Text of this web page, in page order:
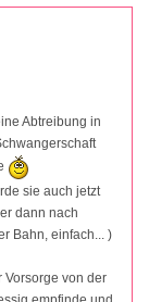
Abtreibung in
sie auch jetzt
dann nach
Bahn, einfach... )
Vorsorge von der